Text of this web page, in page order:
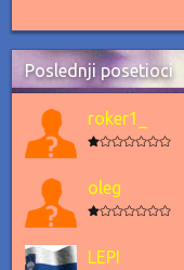
Poslednji posetioci
roker1_
oleg
LEPI